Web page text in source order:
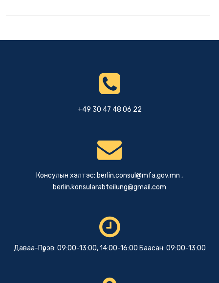
+49 30 47 48 06 22
Консулын хэлтэс: berlin.consul@mfa.gov.mn ,
berlin.konsularabteilung@gmail.com
Даваа-Пүрэв: 09:00-13:00, 14:00-16:00 Баасан: 09:00-13:00